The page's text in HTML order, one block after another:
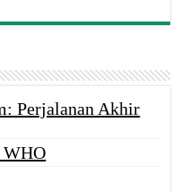
Perjalanan Akhir
WHO